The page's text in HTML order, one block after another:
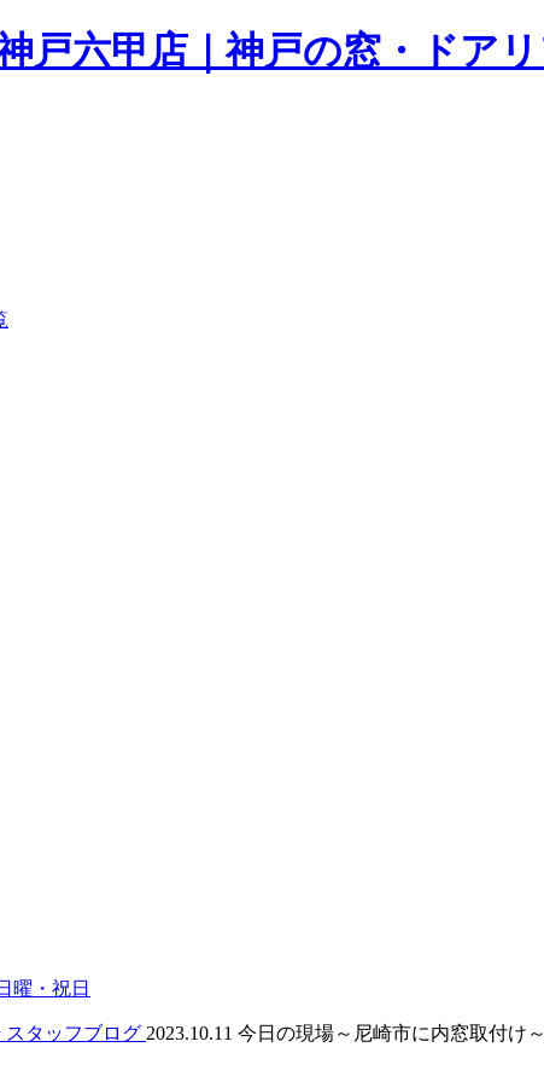
曜・祝日
スタッフブログ 2023.10.11 今日の現場～尼崎市に内窓取付け～